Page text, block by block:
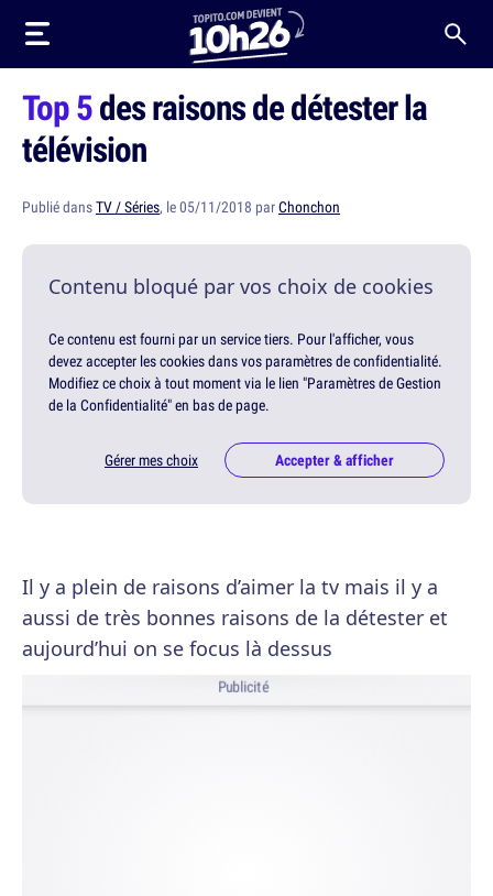
Top 5des raisons de détester la
télévision
Publié dansTV / Séries, le 05/11/2018 parChonchon
Contenu bloqué par vos choix de cookies
Ce contenu est fourni par un service tiers. Pour l'afficher, vous
devez accepter les cookies dans vos paramètres de confidentialité.
Modifiez ce choix à tout moment via le lien "Paramètres de Gestion
de la Confidentialité" en bas de page.
Gérer mes choix Accepter & afficher
Il y a plein de raisons d’aimer la tv mais il y a
aussi de très bonnes raisons de la détester et
aujourd’hui on se focus là dessus
Publicité